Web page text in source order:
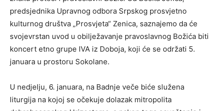
predsjednika Upravnog odbora Srpskog prosvjetno
kulturnog društva „Prosvjeta“ Zenica, saznajemo da će
svojevrstan uvod u obilježavanje pravoslavnog Božića biti
koncert etno grupe IVA iz Doboja, koji će se održati 5.
januara u prostoru Sokolane.
U nedjelju, 6. januara, na Badnje veče biće služena
liturgija na kojoj se očekuje dolazak mitropolita